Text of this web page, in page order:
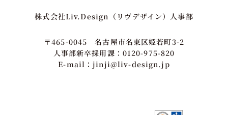
株式会社Liv.Design（リヴデザイン）人事部
〒465-0045 名古屋市名東区姫若町3-2
人事部新卒採用課：0120-975-820
E-mail：jinji@liv-design.jp